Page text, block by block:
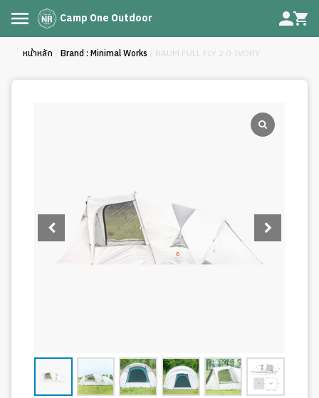
Camp One Outdoor
หน้าหลัก / Brand : Minimal Works / RAUM FULL FLY 2.0-IVORY